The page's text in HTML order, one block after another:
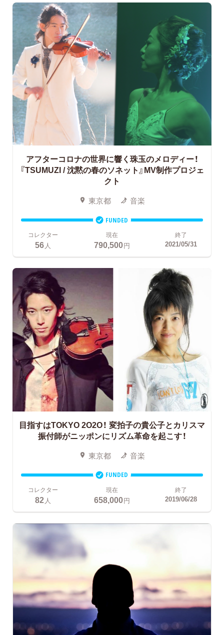
アフターコロナの世界に響く珠玉のメロディー！
『TSUMUZI / 沈黙の春のソネット』MV制作プロジェ
クト
東京都 音楽
FUNDED
コレクター
56人
現在
790,500円
終了
2021/05/31
目指すはTOKYO 2O2O！ 変拍子の貴公子とカリスマ
振付師がニッポンにリズム革命を起こす！
東京都 音楽
FUNDED
コレクター
82 人
現在
658,000円
終了
2019/06/28